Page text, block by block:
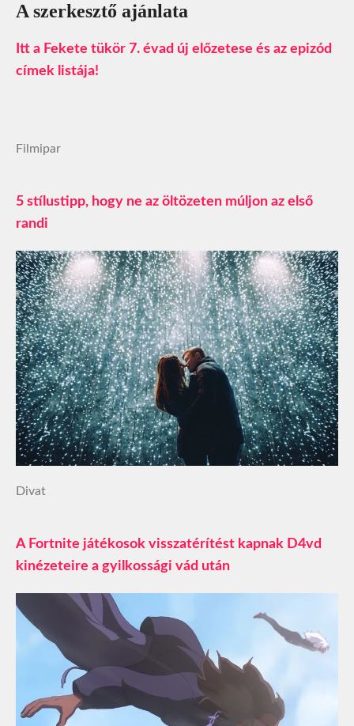
A szerkesztő ajánlata
Itt a Fekete tükör 7. évad új előzetese és az epizód
címek listája!
Filmipar
5 stílustipp, hogy ne az öltözeten múljon az első
randi
Divat
A Fortnite játékosok visszatérítést kapnak D4vd
kinézeteire a gyilkossági vád után